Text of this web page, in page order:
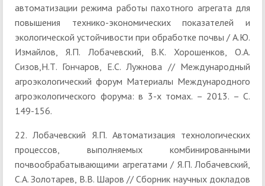
автоматизации режима работы пахотного агрегата для
повышения технико-экономических показателей и
экологической устойчивости при обработке почвы / А.Ю.
Измайлов, Я.П. Лобачевский, В.К. Хорошенков, О.А.
Сизов,Н.Т. Гончаров, Е.С. Лужнова // Международный
агроэкологический форум Материалы Международного
агроэкологического форума: в 3-х томах. – 2013. – С.
149-156.
22. Лобачевский Я.П. Автоматизация технологических
процессов, выполняемых комбинированными
почвообрабатывающими агрегатами / Я.П. Лобачевский,
С.А. Золотарев, В.В. Шаров // Сборник научных докладов